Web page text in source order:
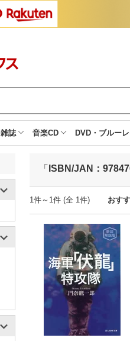
雑誌 音楽CD DVD・ブルー
「 ISBN/JAN：
1件～1件 (全 1件) おす